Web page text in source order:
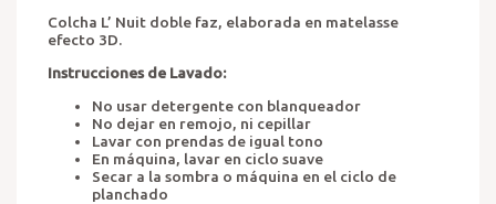
Colcha L’ Nuit doble faz, elaborada en matelasse
efecto 3D.
Instrucciones de Lavado:
No usar detergente con blanqueador
No dejar en remojo, ni cepillar
Lavar con prendas de igual tono
En máquina, lavar en ciclo suave
Secar a la sombra o máquina en el ciclo de
planchado